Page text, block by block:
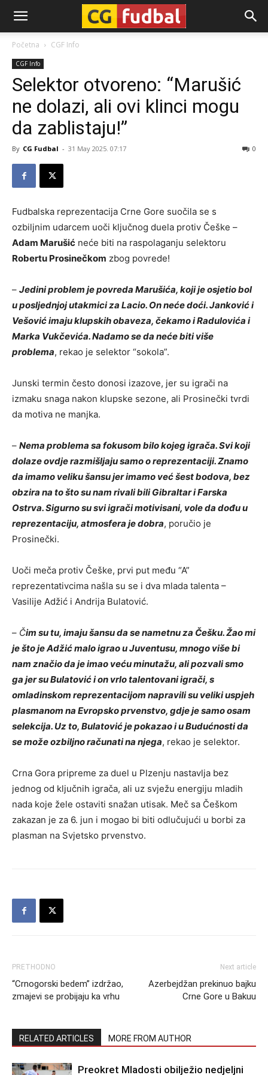
CG-
Fudbal
Početna CGF Info
CGF Info
Selektor otvoreno: “Marušić
ne dolazi, ali ovi klinci mogu
da zablistaju!”
By CG Fudbal - 31 May 2025. 07:17 0
Fudbalska reprezentacija Crne Gore suočila se s
ozbiljnim udarcem uoči ključnog duela protiv Češke –
Adam Marušić neće biti na raspolaganju selektoru
Robertu Prosinečkom zbog povrede!
– Jedini problem je povreda Marušića, koji je osjetio bol
u posljednjoj utakmici za Lacio. On neće doći. Janković i
Vešović imaju klupskih obaveza, čekamo i Radulovića i
Marka Vukčevića. Nadamo se da neće biti više
problema, rekao je selektor “sokola”.
Junski termin često donosi izazove, jer su igrači na
izmaku snaga nakon klupske sezone, ali Prosinečki tvrdi
da motiva ne manjka.
– Nema problema sa fokusom bilo kojeg igrača. Svi koji
dolaze ovdje razmišljaju samo o reprezentaciji. Znamo
da imamo veliku šansu jer imamo već šest bodova, bez
obzira na to što su nam rivali bili Gibraltar i Farska
Ostrva. Sigurno su svi igrači motivisani, vole da dođu u
reprezentaciju, atmosfera je dobra, poručio je
Prosinečki.
Uoči meča protiv Češke, prvi put među “A”
reprezentativcima našla su se i dva mlada talenta –
Vasilije Adžić i Andrija Bulatović.
– Čim su tu, imaju šansu da se nametnu za Češku. Žao mi
je što je Adžić malo igrao u Juventusu, mnogo više bi
nam značio da je imao veću minutažu, ali pozvali smo
ga jer su Bulatović i on vrlo talentovani igrači, s
omladinskom reprezentacijom napravili su veliki uspjeh
plasmanom na Evropsko prvenstvo, gdje je samo osam
selekcija. Uz to, Bulatović je pokazao i u Budućnosti da
se može ozbiljno računati na njega, rekao je selektor.
Crna Gora pripreme za duel u Plzenju nastavlja bez
jednog od ključnih igrača, ali uz svježu energiju mladih
nada koje žele ostaviti snažan utisak. Meč sa Češkom
zakazan je za 6. jun i mogao bi biti odlučujući u borbi za
plasman na Svjetsko prvenstvo.
PRETHODNO
“Crnogorski bedem” izdržao,
zmajevi se probijaju ka vrhu
Next article
Azerbejdžan prekinuo bajku
Crne Gore u Bakuu
RELATED ARTICLES MORE FROM AUTHOR
Preokret Mladosti obilježio nedjeljni